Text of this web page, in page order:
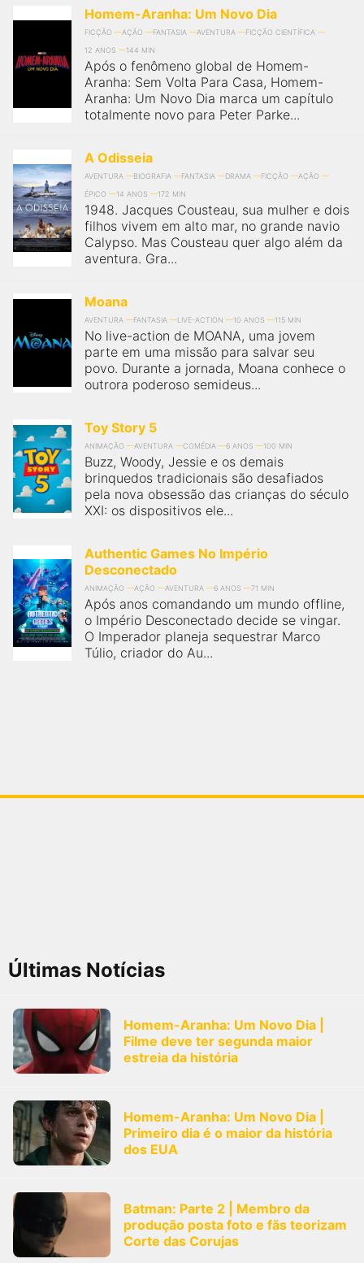
Homem-Aranha: Um Novo Dia
FICÇÃO AÇÃO FANTASIA AVENTURA
FICÇÃO CIENTÍFICA
12 ANOS
144 MIN
Após o fenômeno global de Homem-
Aranha: Sem Volta Para Casa, Homem-
Aranha: Um Novo Dia marca um capítulo
totalmente novo para Peter Parke...
A Odisseia
AVENTURA BIOGRAFIA FANTASIA DRAMA FICÇÃO
AÇÃO
ÉPICO
14 ANOS 172 MIN
1948. Jacques Cousteau, sua mulher e dois
filhos vivem em alto mar, no grande navio
Calypso. Mas Cousteau quer algo além da
aventura. Gra...
Moana
AVENTURA FANTASIA LIVE-ACTION 10 ANOS 115 MIN
No live-action de MOANA, uma jovem
parte em uma missão para salvar seu
povo. Durante a jornada, Moana conhece o
outrora poderoso semideus...
Toy Story 5
ANIMAÇÃO AVENTURA COMÉDIA 6 ANOS 100 MIN
Buzz, Woody, Jessie e os demais
brinquedos tradicionais são desafiados
pela nova obsessão das crianças do século
XXI: os dispositivos ele...
Authentic Games No Império
Desconectado
ANIMAÇÃO AÇÃO AVENTURA 6 ANOS 71 MIN
Após anos comandando um mundo offline,
o Império Desconectado decide se vingar.
O Imperador planeja sequestrar Marco
Túlio, criador do Au...
Últimas Notícias
Homem-Aranha: Um Novo Dia |
Filme deve ter segunda maior
estreia da história
Homem-Aranha: Um Novo Dia |
Primeiro dia é o maior da história
dos EUA
Batman: Parte 2 | Membro da
produção posta foto e fãs teorizam
Corte das Corujas